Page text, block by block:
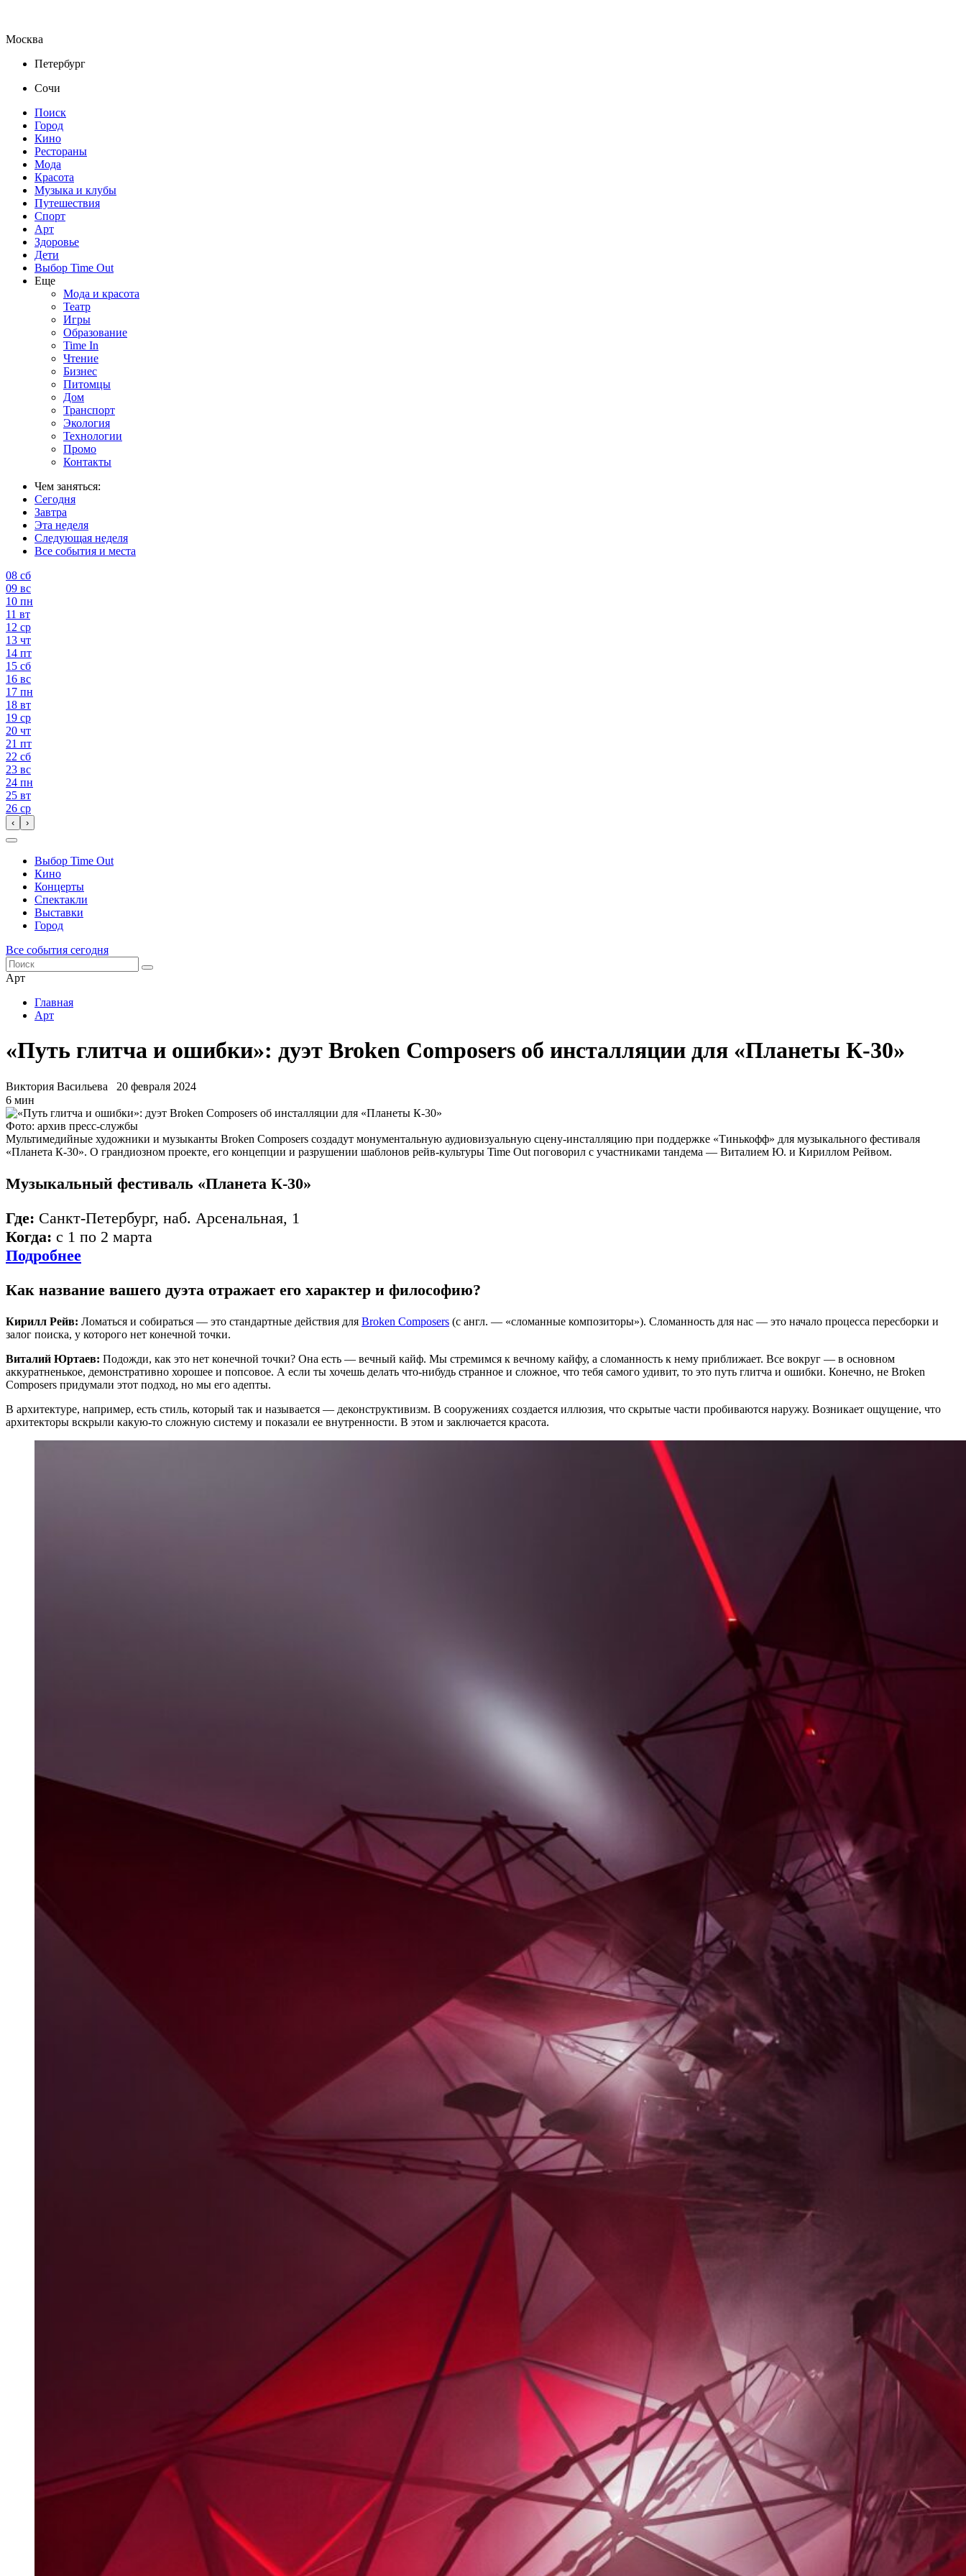
Москва
Петербург
Сочи
Поиск
Город
Кино
Рестораны
Мода
Красота
Музыка и клубы
Путешествия
Спорт
Арт
Здоровье
Дети
Выбор Time Out
Еще
Мода и красота
Театр
Игры
Образование
Time In
Чтение
Бизнес
Питомцы
Дом
Транспорт
Экология
Технологии
Промо
Контакты
Чем заняться:
Сегодня
Завтра
Эта неделя
Следующая неделя
Все события и места
08 сб
09 вс
10 пн
11 вт
12 ср
13 чт
14 пт
15 сб
16 вс
17 пн
18 вт
19 ср
20 чт
21 пт
22 сб
23 вс
24 пн
25 вт
26 ср
‹ ›
Выбор Time Out
Кино
Концерты
Спектакли
Выставки
Город
Все события сегодня
Арт
Главная
Арт
«Путь глитча и ошибки»: дуэт Broken Composers об инсталляции для «Планеты К-30»
Виктория Васильева
20 февраля 2024
6 мин
Фото: архив пресс-службы
Мультимедийные художники и музыканты Broken Composers создадут монументальную аудиовизуальную сцену-инсталляцию при поддержке «Тинькофф» для музыкального фестиваля
«Планета К-30». О грандиозном проекте, его концепции и разрушении шаблонов рейв-культуры Timе Out поговорил с участниками тандема — Виталием Ю. и Кириллом Рейвом.
Музыкальный фестиваль «Планета К-30»
Где: Санкт-Петербург, наб. Арсенальная, 1
Когда: с 1 по 2 марта
Подробнее
Как название вашего дуэта отражает его характер и философию?
Кирилл Рейв: Ломаться и собираться — это стандартные действия для Broken Composers (с англ. — «сломанные композиторы»). Сломанность для нас — это начало процесса пересборки и
залог поиска, у которого нет конечной точки.
Виталий Юртаев: Подожди, как это нет конечной точки? Она есть — вечный кайф. Мы стремимся к вечному кайфу, а сломанность к нему приближает. Все вокруг — в основном
аккуратненькое, демонстративно хорошее и попсовое. А если ты хочешь делать что-нибудь странное и сложное, что тебя самого удивит, то это путь глитча и ошибки. Конечно, не Broken
Composers придумали этот подход, но мы его адепты.
В архитектуре, например, есть стиль, который так и называется — деконструктивизм. В сооружениях создается иллюзия, что скрытые части пробиваются наружу. Возникает ощущение, что
архитекторы вскрыли какую-то сложную систему и показали ее внутренности. В этом и заключается красота.